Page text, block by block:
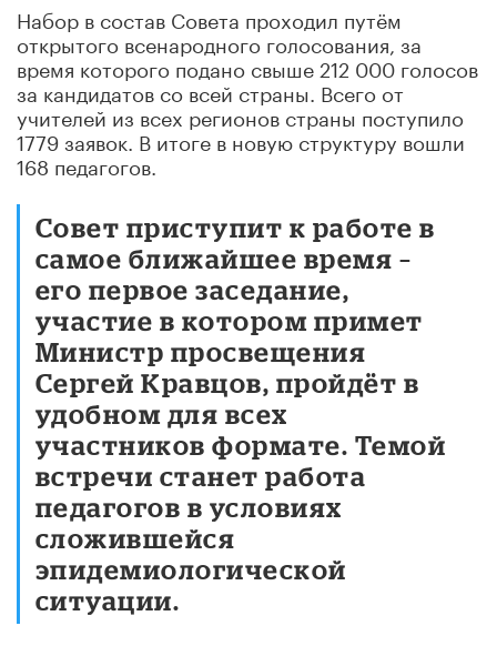
Набор в состав Совета проходил путём
открытого всенародного голосования, за
время которого подано свыше 212 000 голосов
за кандидатов со всей страны. Всего от
учителей из всех регионов страны поступило
1779 заявок. В итоге в новую структуру вошли
168 педагогов.
Совет приступит к работе в
самое ближайшее время –
его первое заседание,
участие в котором примет
Министр просвещения
Сергей Кравцов, пройдёт в
удобном для всех
участников формате. Темой
встречи станет работа
педагогов в условиях
сложившейся
эпидемиологической
ситуации.